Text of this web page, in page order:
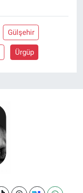
Gülşehir
Ürgüp